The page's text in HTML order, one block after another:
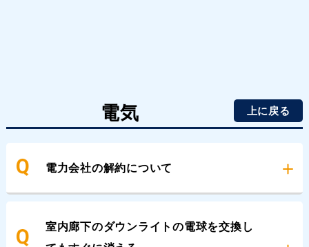
電気 上に戻る
電力会社の解約について
室内廊下のダウンライトの電球を交換し